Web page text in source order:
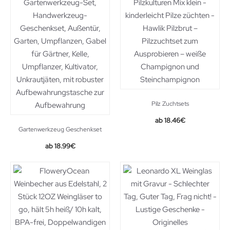
Gartenwerkzeug Geschenkset
18.99€
Pilz Zuchtsets
18.46€